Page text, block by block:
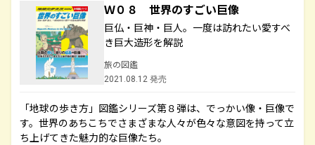
Ｗ０８ 世界のすごい巨像
巨仏・巨神・巨人。一度は訪れたい愛すべ
き巨大造形を解説
旅の図鑑
2021.08.12 発売
「地球の歩き方」図鑑シリーズ第８弾は、でっかい像・巨像で
す。世界のあちこちでさまざまな人々が色々な意図を持って立
ち上げてきた魅力的な巨像たち。